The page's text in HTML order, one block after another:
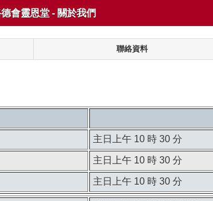
會靈恩堂 - 關於我們
聯絡資料
主日上午 10 時 30 分
主日上午 10 時 30 分
主日上午 10 時 30 分